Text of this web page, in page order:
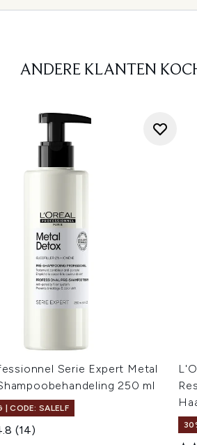
ANDERE KLANTEN
Serie Expert Metal
250 ml
| CODE: SALELF
(14)